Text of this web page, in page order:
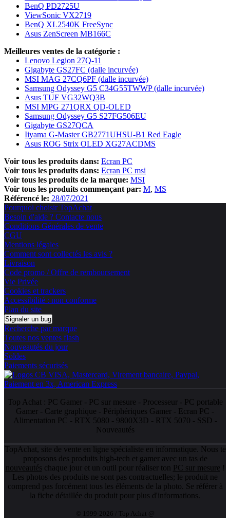
BenQ PD2725U
ViewSonic VX2719
BenQ XL2540K FreeSync
Asus ZenScreen MB166C
Meilleures ventes de la catégorie :
Lenovo Legion 27Q-11
Gigabyte GS27FC (dalle incurvée)
MSI MAG 27CQ6PF (dalle incurvée)
Samsung Odyssey G5 C34G55TWWP (dalle incurvée)
Asus TUF VG32WQ3B
MSI MPG 271QRX QD-OLED
Samsung Odyssey G5 S27FG506EU
Gigabyte GS27QCA
Iiyama G-Master GB2771UHSU-B1 Red Eagle
Asus ROG Strix OLED XG27ACDMS
Voir tous les produits dans: Ecran PC
Voir tous les produits dans: Ecran PC msi
Voir tous les produits de la marque: MSI
Voir tous les produits commençant par: M MS
Référencé le: 28/07/2021
Pourquoi choisir TopAchat
Besoin d'aide ? Contacte nous
Conditions Générales de vente
CGU
Mentions légales
Comment sont collectés les avis ?
Livraison
Code promo / Offre de remboursement
Vie Privée
Cookies et trackers
Accessibilité : non conforme
Plan du site
Signaler un bug
Recherche par marque
Toutes nos ventes flash
Nouveautés du jour
Soldes
Paiements sécurisés
Top Achat : PC Gamer- PC sur mesure - Processeur- PC portable
Gamer - Carte graphique - Périphériques Gamer - Ecran PC -
Alimentation PC - RTX 5080 - 9800X3D - RTX 5070 - SSD -
Nouveautés
TopAchat, site de vente en ligne spécialiste en informatique. Nous te
proposons des produits high-tech et gamer avec un tas de
nouveautés chaque jour et un outil pour réaliser ton PC sur mesure !
Les photos des produits ne sont pas contractuelles; le produit ne
comprend pas forcément tous les éléments de la photo. Se référer à
la fiche détaillée du produit pour plus d'informations.
© 1999-2026 / Top Achat @